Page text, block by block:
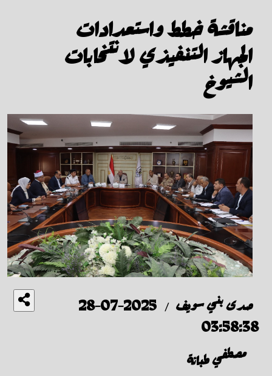
مناقشة خطط واستعدادات
الجهاز التنفيذي لانتخابات
الشيوخ
صدى بني سويف /
2025-07-28
03:58:38
مصطفي طبانة